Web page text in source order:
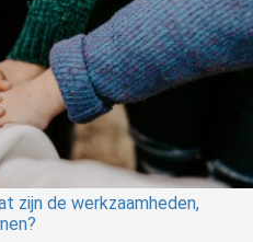
zijn de werkzaamheden,